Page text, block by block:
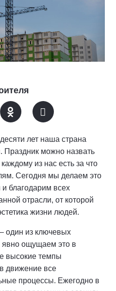
лет наша страна
Праздник можно назвать
из нас есть за что
Сегодня мы делаем это
благодарим всех
отрасли, от которой
жизни людей.
один из ключевых
ощущаем это в
высокие темпы
движение все
процессы. Ежегодно в